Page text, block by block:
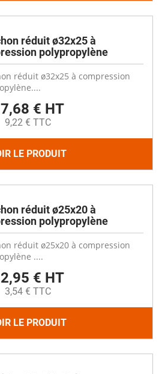
réduit ø32x25 à
polypropylène
réduit ø32x25 à compression
7,68 € HT
9,22 € TTC
LE PRODUIT
réduit ø25x20 à
polypropylène
réduit ø25x20 à compression
....
2,95 € HT
3,54 € TTC
LE PRODUIT